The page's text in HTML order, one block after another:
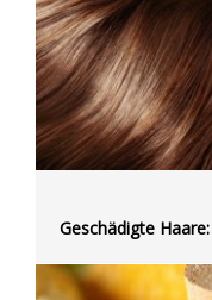
Geschädigte